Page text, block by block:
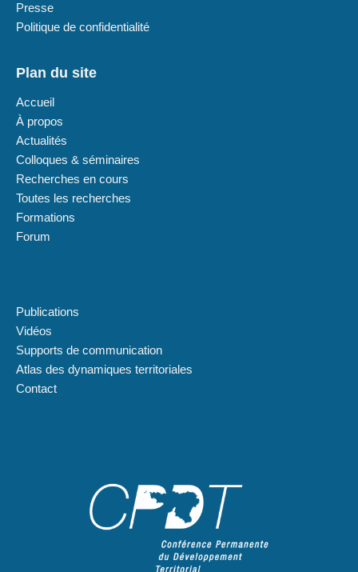
Presse
Politique de confidentialité
Plan du site
Accueil
À propos
Actualités
Colloques & séminaires
Recherches en cours
Toutes les recherches
Formations
Forum
Publications
Vidéos
Supports de communication
Atlas des dynamiques territoriales
Contact